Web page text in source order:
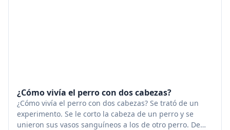
¿Cómo vivía el perro con dos cabezas?
¿Cómo vivía el perro con dos cabezas? Se trató de un
experimento. Se le corto la cabeza de un perro y se
unieron sus vasos sanguíneos a los de otro perro. De